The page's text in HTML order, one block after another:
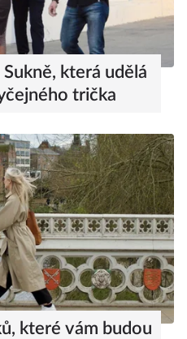
která udělá
trička
které vám budou